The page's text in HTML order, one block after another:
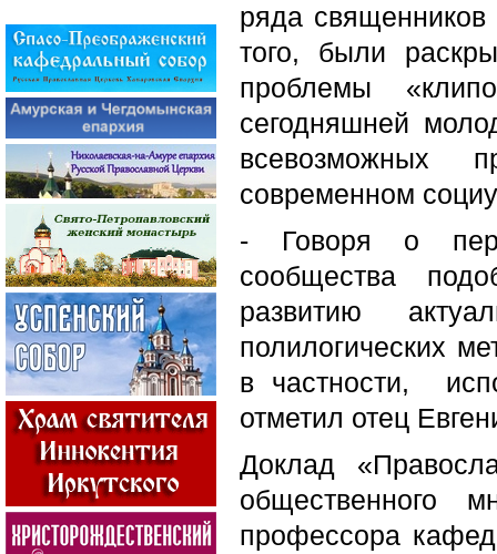
ряда
того, были
проблемы
сегодняшней
всевозможных
современном
- Говоря о
сообщества
развитию
полилогических
в частности,
отметил отец
Доклад
общественного
профессора